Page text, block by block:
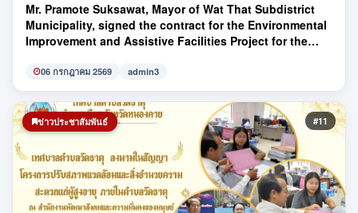
Mr. Pramote Suksawat, Mayor of Wat That Subdistrict
Municipality, signed the contract for the Environmental
Improvement and Assistive Facilities Project for the
06 กรกฎาคม 2569 admin3
ข่าวประชาสัมพันธ์ #11